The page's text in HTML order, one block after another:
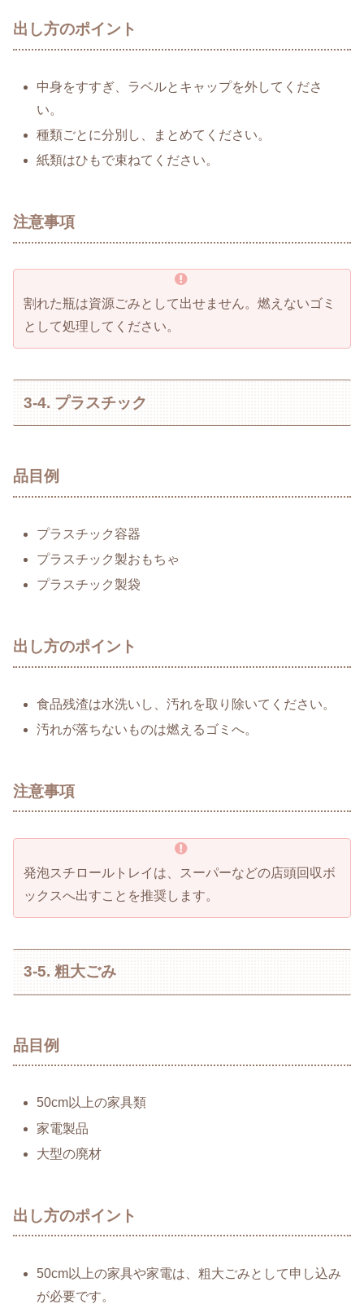
出し方のポイント
中身をすすぎ、ラベルとキャップを外してくださ
い。
種類ごとに分別し、まとめてください。
紙類はひもで束ねてください。
注意事項
割れた瓶は資源ごみとして出せません。燃えないゴミ
として処理してください。
3-4. プラスチック
品目例
プラスチック容器
プラスチック製おもちゃ
プラスチック製袋
出し方のポイント
食品残渣は水洗いし、汚れを取り除いてください。
汚れが落ちないものは燃えるゴミへ。
注意事項
発泡スチロールトレイは、スーパーなどの店頭回収ボ
ックスへ出すことを推奨します。
3-5. 粗大ごみ
品目例
50cm以上の家具類
家電製品
大型の廃材
出し方のポイント
50cm以上の家具や家電は、粗大ごみとして申し込み
が必要です。